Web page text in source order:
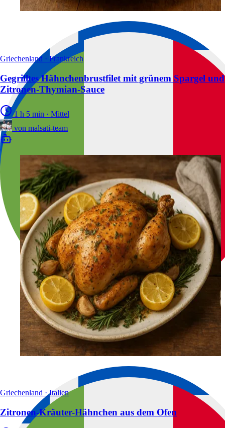
Griechenland · Frankreich
Gegrilltes Hähnchenbrustfilet mit grünem Spargel und
Zitronen-Thymian-Sauce
1 h 5 min · Mittel
von malsati-team
Griechenland · Italien
Zitronen-Kräuter-Hähnchen aus dem Ofen